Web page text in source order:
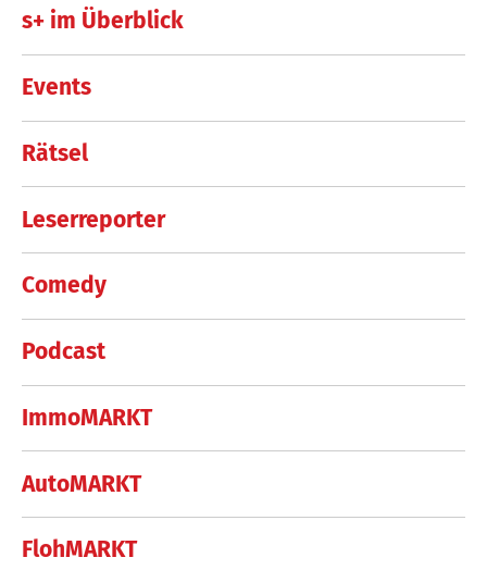
s+ im Überblick
Events
Rätsel
Leserreporter
Comedy
Podcast
ImmoMARKT
AutoMARKT
FlohMARKT